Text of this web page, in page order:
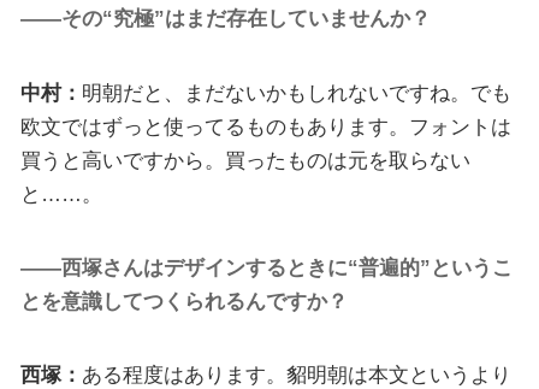
――その“究極”はまだ存在していませんか？
中村： 明朝だと、まだないかもしれないですね。でも
欧文ではずっと使ってるものもあります。フォントは
買うと高いですから。買ったものは元を取らない
と……。
――西塚さんはデザインするときに“普遍的”というこ
とを意識してつくられるんですか？
西塚： ある程度はあります。貂明朝は本文というより